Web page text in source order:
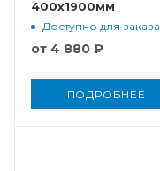
400x1900мм
Доступно для заказа
от 4 880 ₽
ПОДРОБНЕЕ